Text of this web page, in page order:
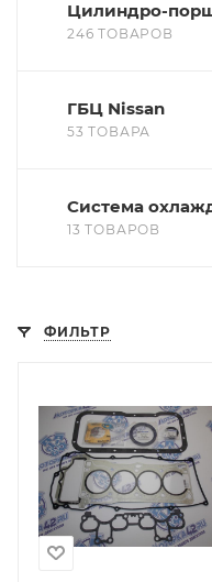
Цилиндро-
246 ТОВАРОВ
ГБЦ Nissan
53 ТОВАРА
Система
13 ТОВАРОВ
ФИЛЬТР